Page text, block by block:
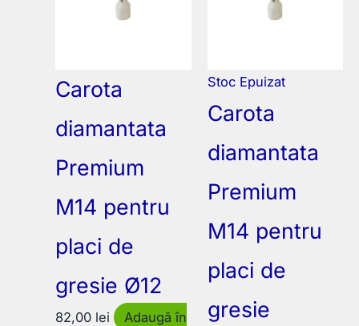
Carota
diamantata
Premium
M14 pentru
placi de
gresie Ø12
82,00 lei
Adaugă în
Stoc Epuizat
Carota
diamantata
Premium
M14 pentru
placi de
gresie